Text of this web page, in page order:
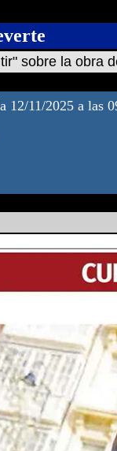
sobre la obra
12/11/2025 a las